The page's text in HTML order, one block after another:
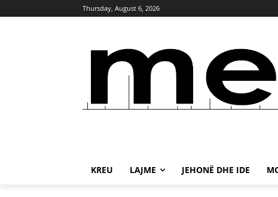
Thursday, August 6, 2026
KREU LAJME JEHONË DHE IDE